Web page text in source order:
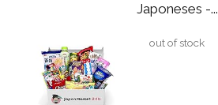
Japoneses -...
out of stock